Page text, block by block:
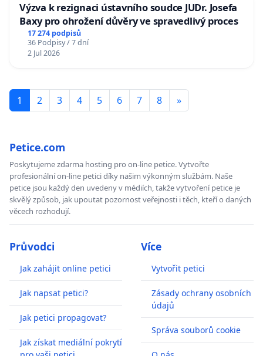
Výzva k rezignaci ústavního soudce JUDr. Josefa
Baxy pro ohrožení důvěry ve spravedlivý proces
17 274 podpisů
36 Podpisy / 7 dní
2 Jul 2026
1 2 3 4 5 6 7 8 »
Petice.com
Poskytujeme zdarma hosting pro on-line petice. Vytvořte
profesionální on-line petici díky našim výkonným službám. Naše
petice jsou každý den uvedeny v médiích, takže vytvoření petice je
skvělý způsob, jak upoutat pozornost veřejnosti i těch, kteří o daných
věcech rozhodují.
Průvodci
Jak zahájit online petici
Jak napsat petici?
Jak petici propagovat?
Jak získat mediální pokrytí
Více
Vytvořit petici
Zásady ochrany osobních
údajů
Správa souborů cookie